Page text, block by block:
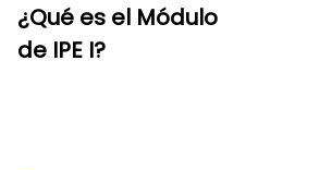
¿Qué es el Módulo
de IPE I?